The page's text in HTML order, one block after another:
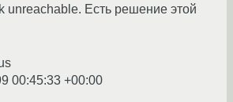
unreachable. Есть решение этой
00:45:33 +00:00